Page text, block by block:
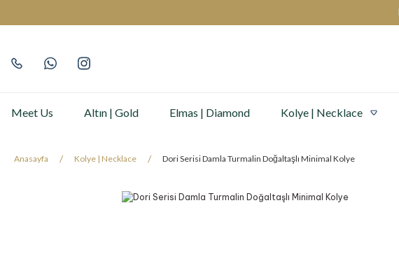
Meet Us Altın | Gold Elmas | Diamond Kolye | Necklace
Anasayfa Kolye | Necklace Dori Serisi Damla Turmalin Doğaltaşlı Minimal Kolye